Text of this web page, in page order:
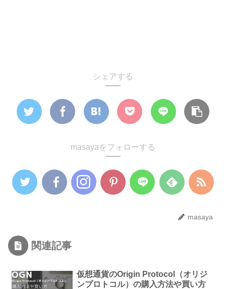
シェアする
masayaをフォローする
masaya
関連記事
仮想通貨のOrigin Protocol（オリジ
ンプロトコル）の購入方法や買い方